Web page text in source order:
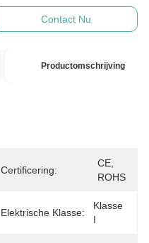
Contact Nu
Productomschrijving
Certificering:
CE,
ROHS
Elektrische Klasse:
Klasse
I